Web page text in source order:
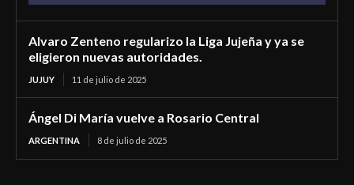
Alvaro Zenteno regularizo la Liga Jujeña y ya se
eligieron nuevas autoridades.
JUJUY 11 de julio de 2025
Ángel Di María vuelve a Rosario Central
ARGENTINA 8 de julio de 2025